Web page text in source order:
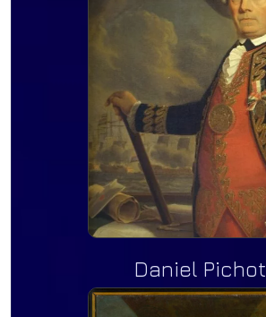
Daniel Pichot